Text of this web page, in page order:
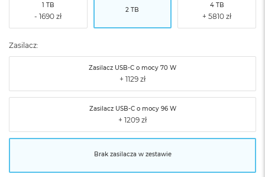
1 TB
2 TB
4 TB
Zasilacz:
Zasilacz USB‑C o mocy 70 W
Zasilacz USB‑C o mocy 96 W
Brak zasilacza w zestawie